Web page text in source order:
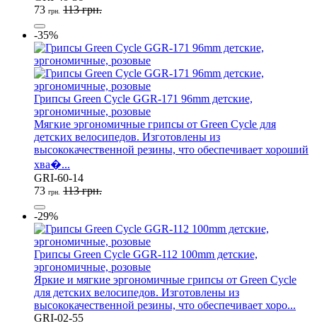
73 грн. 113 грн.
-35%
Грипсы Green Cycle GGR-171 96mm детские,
эргономичные, розовые
Мягкие эргономичные грипсы от Green Cycle для
детских велосипедов. Изготовлены из
высококачественной резины, что обеспечивает хороший
хва�...
GRI-60-14
73 грн. 113 грн.
-29%
Грипсы Green Cycle GGR-112 100mm детские,
эргономичные, розовые
Яркие и мягкие эргономичные грипсы от Green Cycle
для детских велосипедов. Изготовлены из
высококачественной резины, что обеспечивает хоро...
GRI-02-55